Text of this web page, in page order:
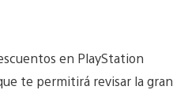
en PlayStation
te permitirá revisar la gran